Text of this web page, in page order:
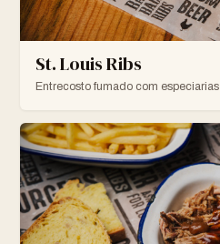
St. Louis Ribs
Entrecosto fumado com especiarias